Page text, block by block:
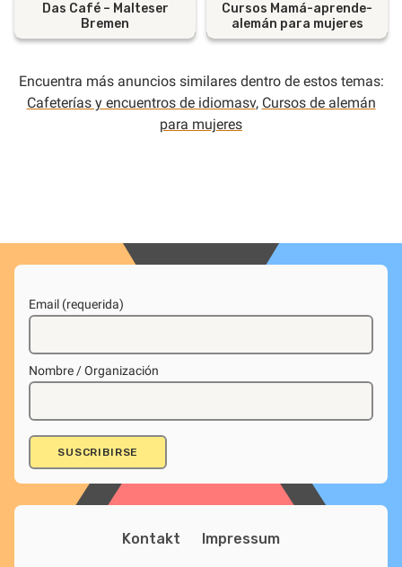
Das Café – Malteser
Bremen
Cursos Mamá-aprende-
alemán para mujeres
Encuentra más anuncios similares dentro de estos temas:
Cafeterías y encuentros de idiomasv, Cursos de alemán
para mujeres
Email (requerida)
Nombre / Organización
Kontakt Impressum